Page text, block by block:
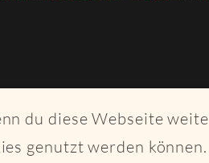
du diese Webseite
genutzt werden können.